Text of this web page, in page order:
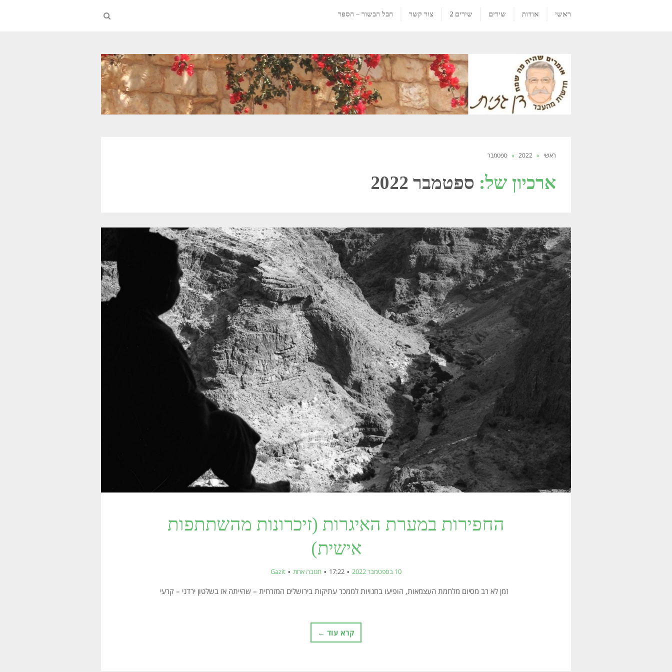
ראשי אודות שירים שירים 2 צור קשר חבל הבשור – הספר
ראשי »
2022
» ספטמבר
ארכיון של: ספטמבר 2022
החפירות במערת האיגרות (זיכרונות מהשתתפות
אישית)
10 בספטמבר 2022 17:22 תגובה אחת Gazit
זמן לא רב מסיום מלחמת העצמאות, הופיעו בחנויות לממכר עתיקות בירושלים המזרחית – שהייתה אז בשלטון ירדני – קרעי
קרא עוד ←